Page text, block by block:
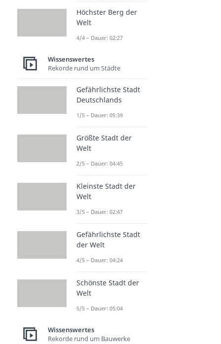
Höchster Berg der
Welt
4/4 – Dauer: 02:27
Wissenswertes
Rekorde rund um Städte
Gefährlichste Stadt
Deutschlands
1/5 – Dauer: 05:39
Größte Stadt der
Welt
2/5 – Dauer: 04:45
Kleinste Stadt der
Welt
3/5 – Dauer: 02:47
Gefährlichste Stadt
der Welt
4/5 – Dauer: 04:24
Schönste Stadt der
Welt
5/5 – Dauer: 05:04
Wissenswertes
Rekorde rund um Bauwerke